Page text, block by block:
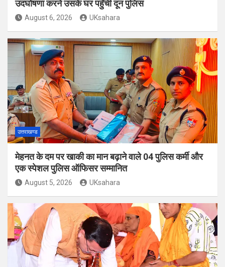
उदघोषणा करने उसके घर पहुँची दून पुलिस
August 6, 2026 UKsahara
उत्तराखण्ड
मेहनत के दम पर खाकी का मान बढ़ाने वाले 04 पुलिस कर्मी और
एक स्पेशल पुलिस ऑफिसर सम्मानित
August 5, 2026 UKsahara